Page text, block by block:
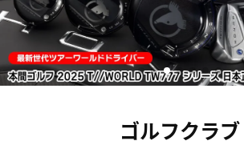
ゴルフクラブ